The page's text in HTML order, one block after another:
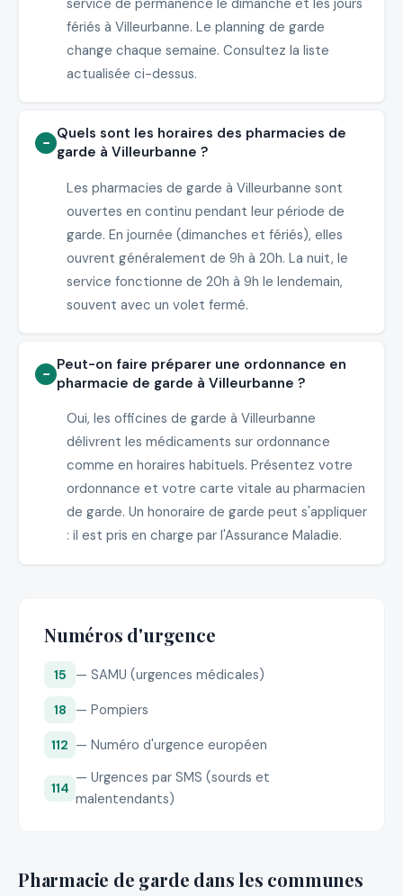
fériés à Villeurbanne. Le planning de garde
change chaque semaine. Consultez la liste
actualisée ci-dessus.
Quels sont les horaires des pharmacies de
garde à Villeurbanne ?
Les pharmacies de garde à Villeurbanne sont
ouvertes en continu pendant leur période de
garde. En journée (dimanches et fériés), elles
ouvrent généralement de 9h à 20h. La nuit, le
service fonctionne de 20h à 9h le lendemain,
souvent avec un volet fermé.
Peut-on faire préparer une ordonnance en
pharmacie de garde à Villeurbanne ?
Oui, les officines de garde à Villeurbanne
délivrent les médicaments sur ordonnance
comme en horaires habituels. Présentez votre
ordonnance et votre carte vitale au pharmacien
de garde. Un honoraire de garde peut s'appliquer
: il est pris en charge par l'Assurance Maladie.
Numéros d'urgence
15 — SAMU (urgences médicales)
18 — Pompiers
112 — Numéro d'urgence européen
114
— Urgences par SMS (sourds et
malentendants)
Pharmacie de garde dans les communes